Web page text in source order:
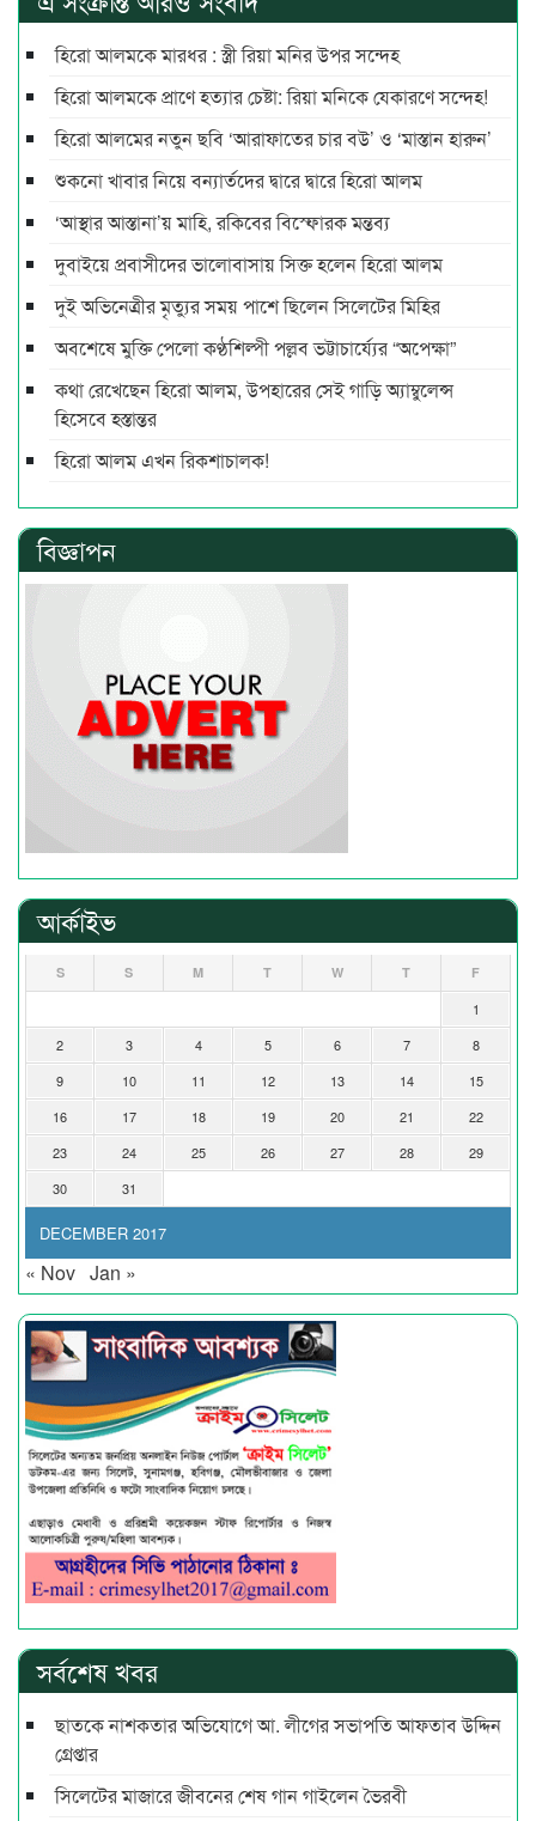
হিরো আলমকে মারধর : স্ত্রী রিয়া মনির উপর সন্দেহ
হিরো আলমকে প্রাণে হত্যার চেষ্টা: রিয়া মনিকে যেকারণে সন্দেহ!
হিরো আলমের নতুন ছবি ‌‘আরাফাতের চার বউ’ ও ‘মাস্তান হারুন’
শুকনো খাবার নিয়ে বন্যার্তদের দ্বারে দ্বারে হিরো আলম
‘আস্থার আস্তানা’য় মাহি, রকিবের বিস্ফোরক মন্তব্য
দুবাইয়ে প্রবাসীদের ভালোবাসায় সিক্ত হলেন হিরো আলম
দুই অভিনেত্রীর মৃত্যুর সময় পাশে ছিলেন সিলেটের মিহির
অবশেষে মুক্তি পেলো কণ্ঠশিল্পী পল্লব ভট্টাচার্য্যের “অপেক্ষা”
কথা রেখেছেন হিরো আলম, উপহারের সেই গাড়ি অ্যাম্বুলেন্স
হিসেবে হস্তান্তর
হিরো আলম এখন রিকশাচালক!
বিজ্ঞাপন
আর্কাইভ
DECEMBER 2017
S S M T W T F
1
2
3 4 5 6 7
8
9
10 11 12 13 14
15
16
17 18 19 20 21
22
23
24 25 26 27 28
29
30
31
« Nov Jan »
সর্বশেষ খবর
ছাতকে নাশকতার অভিযোগে আ. লীগের সভাপ‌তি আফতাব উদ্দিন
গ্রেপ্তার
সিলেটের মাজারে জীবনের শেষ গান গাইলেন ভৈরবী